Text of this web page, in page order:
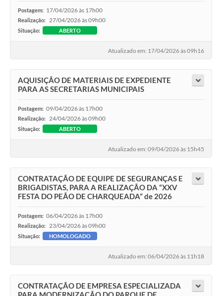
Postagem: 17/04/2026 às 17h00
Realização: 27/04/2026 às 09h00
Situação: ABERTO
Atualizado em: 17/04/2026 às 09h16
AQUISIÇÃO DE MATERIAIS DE EXPEDIENTE
PARA AS SECRETARIAS MUNICIPAIS
Postagem: 09/04/2026 às 17h00
Realização: 24/04/2026 às 09h00
Situação: ABERTO
Atualizado em: 09/04/2026 às 15h45
CONTRATAÇÃO DE EQUIPE DE SEGURANÇAS E
BRIGADISTAS, PARA A REALIZAÇÃO DA “XXV
FESTA DO PEÃO DE CHARQUEADA” de 2026
Postagem: 06/04/2026 às 17h00
Realização: 23/04/2026 às 09h00
Situação: HOMOLOGADO
Atualizado em: 06/04/2026 às 11h18
CONTRATAÇÃO DE EMPRESA ESPECIALIZADA